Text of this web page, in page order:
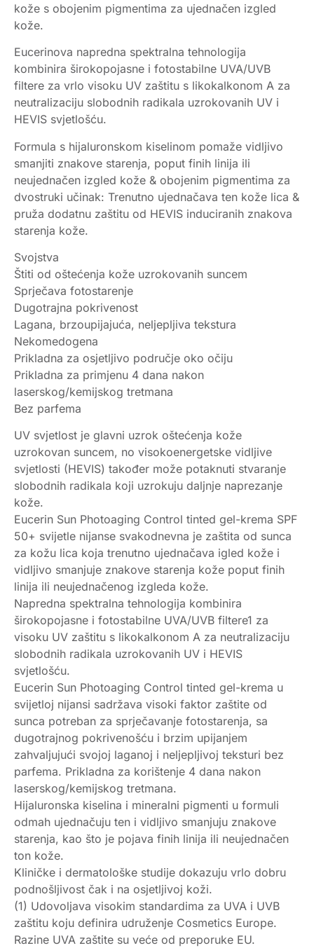
kože s obojenim pigmentima za ujednačen izgled
kože.
Eucerinova napredna spektralna tehnologija
kombinira širokopojasne i fotostabilne UVA/UVB
filtere za vrlo visoku UV zaštitu s likokalkonom A za
neutralizaciju slobodnih radikala uzrokovanih UV i
HEVIS svjetlošću.
Formula s hijaluronskom kiselinom pomaže vidljivo
smanjiti znakove starenja, poput finih linija ili
neujednačen izgled kože & obojenim pigmentima za
dvostruki učinak: Trenutno ujednačava ten kože lica &
pruža dodatnu zaštitu od HEVIS induciranih znakova
starenja kože.
Svojstva
Štiti od oštećenja kože uzrokovanih suncem
Sprječava fotostarenje
Dugotrajna pokrivenost
Lagana, brzoupijajuća, neljepljiva tekstura
Nekomedogena
Prikladna za osjetljivo područje oko očiju
Prikladna za primjenu 4 dana nakon
laserskog/kemijskog tretmana
Bez parfema
UV svjetlost je glavni uzrok oštećenja kože
uzrokovan suncem, no visokoenergetske vidljive
svjetlosti (HEVIS) također može potaknuti stvaranje
slobodnih radikala koji uzrokuju daljnje naprezanje
kože.
Eucerin Sun Photoaging Control tinted gel-krema SPF
50+ svijetle nijanse svakodnevna je zaštita od sunca
za kožu lica koja trenutno ujednačava igled kože i
vidljivo smanjuje znakove starenja kože poput finih
linija ili neujednačenog izgleda kože.
Napredna spektralna tehnologija kombinira
širokopojasne i fotostabilne UVA/UVB filtere1 za
visoku UV zaštitu s likokalkonom A za neutralizaciju
slobodnih radikala uzrokovanih UV i HEVIS
svjetlošću.
Eucerin Sun Photoaging Control tinted gel-krema u
svijetloj nijansi sadržava visoki faktor zaštite od
sunca potreban za sprječavanje fotostarenja, sa
dugotrajnog pokrivenošću i brzim upijanjem
zahvaljujući svojoj laganoj i neljepljivoj teksturi bez
parfema. Prikladna za korištenje 4 dana nakon
laserskog/kemijskog tretmana.
Hijaluronska kiselina i mineralni pigmenti u formuli
odmah ujednačuju ten i vidljivo smanjuju znakove
starenja, kao što je pojava finih linija ili neujednačen
ton kože.
Kliničke i dermatološke studije dokazuju vrlo dobru
podnošljivost čak i na osjetljivoj koži.
(1) Udovoljava visokim standardima za UVA i UVB
zaštitu koju definira udruženje Cosmetics Europe.
Razine UVA zaštite su veće od preporuke EU.